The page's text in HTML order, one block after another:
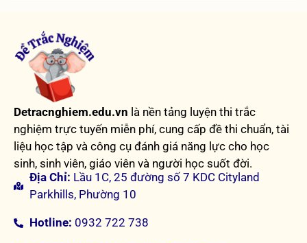
Detracnghiem.edu.vn là nền tảng luyện thi trắc
nghiệm trực tuyến miễn phí, cung cấp đề thi chuẩn, tài
liệu học tập và công cụ đánh giá năng lực cho học
sinh, sinh viên, giáo viên và người học suốt đời.
Địa Chỉ: Lầu 1C, 25 đường số 7 KDC Cityland
Parkhills, Phường 10
Hotline: 0932 722 738